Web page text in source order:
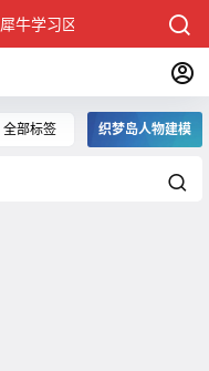
犀牛学习区
全部标签 织梦岛人物建模